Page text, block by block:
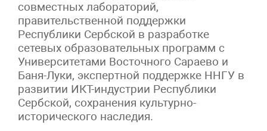
совместных лабораторий,
правительственной поддержки
Республики Сербской в разработке
сетевых образовательных программ с
Университетами Восточного Сараево и
Баня-Луки, экспертной поддержке ННГУ в
развитии ИКТ-индустрии Республики
Сербской, сохранения культурно-
исторического наследия.